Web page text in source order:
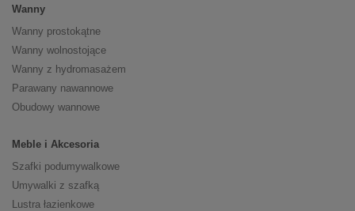
Wanny
Wanny prostokątne
Wanny wolnostojące
Wanny z hydromasażem
Parawany nawannowe
Obudowy wannowe
Meble i Akcesoria
Szafki podumywalkowe
Umywalki z szafką
Lustra łazienkowe